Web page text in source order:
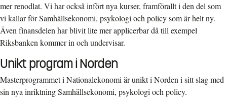
mer renodlat. Vi har också infört nya kurser, framförallt i den del som
vi kallar för Samhällsekonomi, psykologi och policy som är helt ny.
Även finansdelen har blivit lite mer applicerbar då till exempel
Riksbanken kommer in och undervisar.
Unikt program i Norden
Masterprogrammet i Nationalekonomi är unikt i Norden i sitt slag med
sin nya inriktning Samhällsekonomi, psykologi och policy.